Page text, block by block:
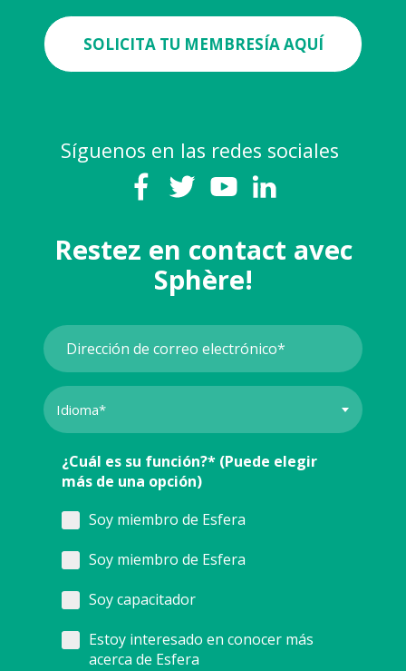
SOLICITA TU MEMBRESÍA AQUÍ
Síguenos en las redes sociales
Restez en contact avec
Sphère!
¿Cuál es su función?* (Puede elegir
más de una opción)
Soy miembro de Esfera
Soy miembro de Esfera
Soy capacitador
Estoy interesado en conocer más
acerca de Esfera